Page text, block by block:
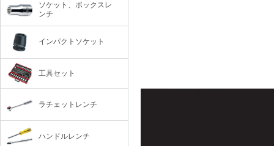
ソケット、ボックスレ
ンチ
インパクトソケット
工具セット
ラチェットレンチ
ハンドルレンチ